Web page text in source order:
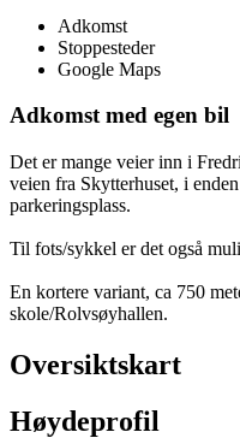
Adkomst
Stoppesteder
Google Maps
Adkomst med egen bil
Det er mange veier inn i
veien fra Skytterhuset, i
parkeringsplass.
Til fots/sykkel er det også
En kortere variant, ca 750
skole/Rolvsøyhallen.
Oversiktskart
Høydeprofil